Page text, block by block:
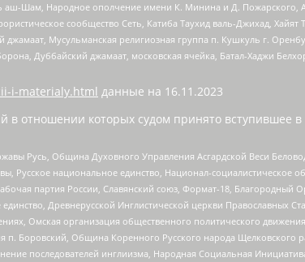
аш-Шам, Народное ополчение имени К. Минина и Д. Пожарского,
сообщество Сеть, Катиба Таухид валь-Джихад,
джамаат, Мусульманская религиозная группа п. Кушкуль г.
Дуббайский джамаат, московская ячейка, Батал-Хаджи
i-materialy.html данные на 16.11.2023
отношении которых судом принято вступившее
Русь, Община Духовного Управления Асгардской Веси
Русское национальное единство, Национал-
партия России, Славянский союз, Формат-18,
Древнерусской Инглистической церкви Православных
Омская организация общественного политического
Боровский, Община Коренного Русского народа Щелковского
последователей инглиизма, Народная Социальная